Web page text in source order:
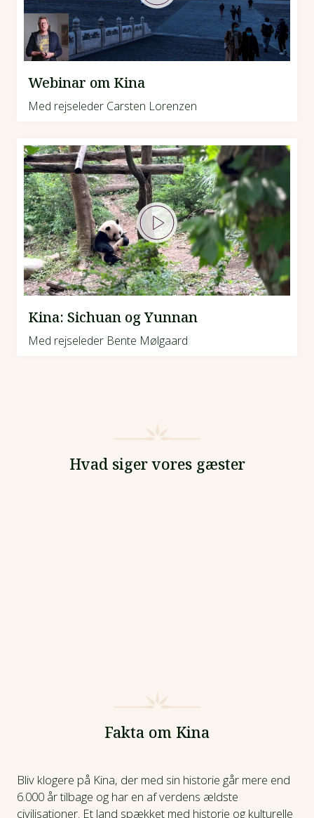
Webinar om Kina
Med rejseleder Carsten Lorenzen
Kina: Sichuan og Yunnan
Med rejseleder Bente Mølgaard
Hvad siger vores gæster
Fakta om Kina
Bliv klogere på Kina, der med sin historie går mere end
6.000 år tilbage og har en af verdens ældste
civilisationer. Et land spækket med historie og kulturelle